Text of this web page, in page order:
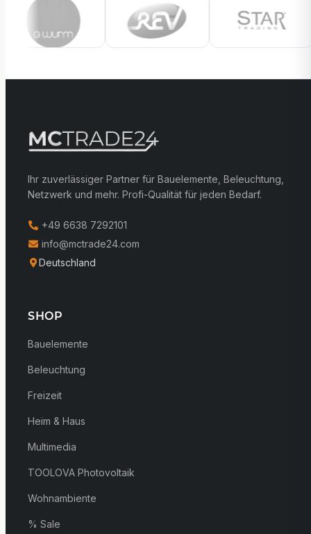
Ihr zuverlässiger Partner für Bauelemente, Beleuchtung,
Netzwerk und mehr. Profi-Qualität für jeden Bedarf.
+49 6638 7292101
info@mctrade24.com
Deutschland
SHOP
Bauelemente
Beleuchtung
Freizeit
Heim & Haus
Multimedia
TOOLOVA Photovoltaik
Wohnambiente
% Sale